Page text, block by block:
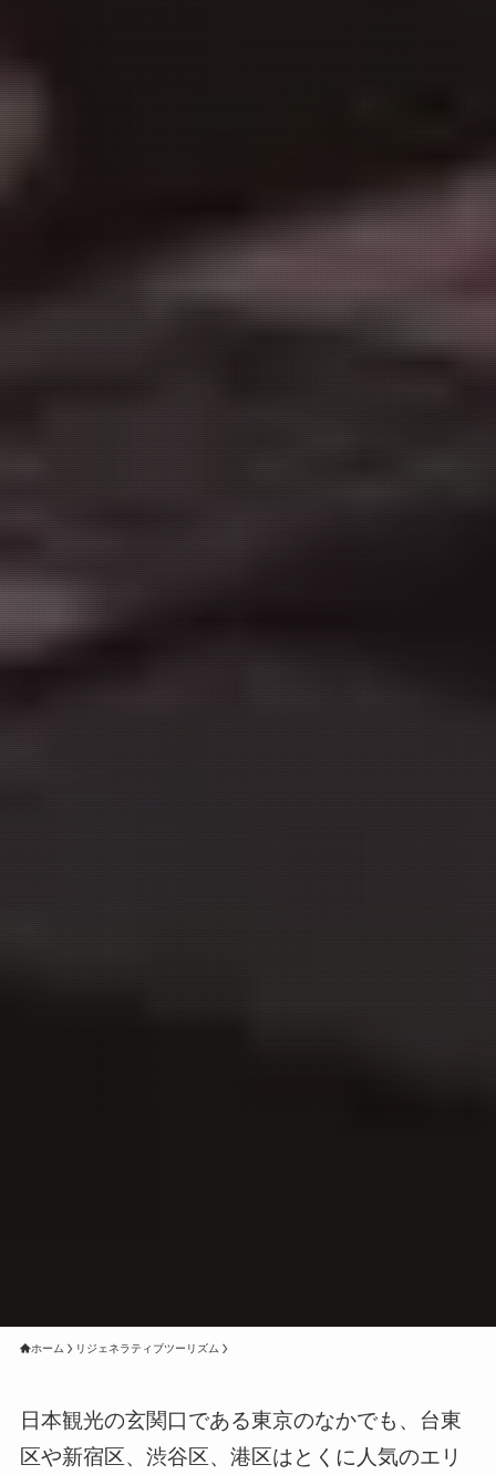
ホーム リジェネラティブツーリズム
日本観光の玄関口である東京のなかでも、台東
区や新宿区、渋谷区、港区はとくに人気のエリ